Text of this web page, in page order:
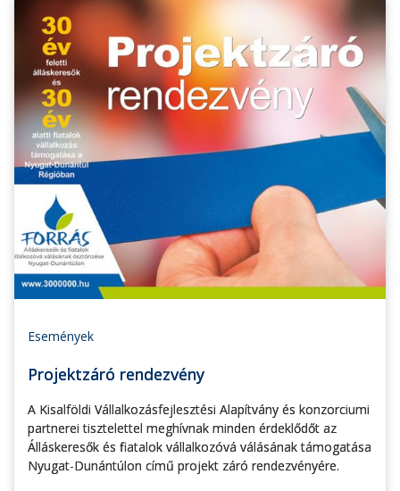
Események
Projektzáró rendezvény
A Kisalföldi Vállalkozásfejlesztési Alapítvány és konzorciumi
partnerei tisztelettel meghívnak minden érdeklődőt az
Álláskeresők és fiatalok vállalkozóvá válásának támogatása
Nyugat-Dunántúlon című projekt záró rendezvényére.